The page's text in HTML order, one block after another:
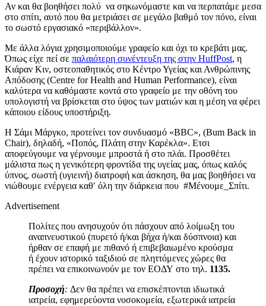
Αν και θα βοηθήσει πολύ να σηκωνόμαστε και να περπατάμε μεσα
στο σπίτι, αυτό που θα μετριάσει σε μεγάλο βαθμό τον πόνο, είναι
το σωστό εργασιακό «περιβάλλον».
Με άλλα λόγια χρησιμοποιούμε γραφείο και όχι το κρεβάτι μας.
Όπως είχε πεί σε παλαιότερη συνέντευξη της στην HuffPost, η
Κιάραν Κιν, οστεοπαθητικός στο Κέντρο Υγείας και Ανθρώπινης
Απόδοσης (Centre for Health and Human Performance), είναι
καλύτερα να καθόμαστε κοντά στο γραφείο με την οθόνη του
υπολογιστή να βρίσκεται στο ύψος των ματιών και η μέση να φέρει
κάποιου είδους υποστήριξη.
Η Σάμι Μάργκο, προτείνει τον συνδυασμό «BBC», (Bum Back in
Chair), δηλαδή, «Ποπός, Πλάτη στην Καρέκλα». Ετσι
αποφεύγουμε να γέρνουμε μπροστά ή στο πλάι. Προσθέτει
μάλιστα πως η γενικότερη φροντίδα της υγείας μας, όπως καλός
ύπνος, σωστή (υγιεινή) διατροφή και άσκηση, θα μας βοηθήσει να
νιώθουμε ενέργεια καθ′ όλη την διάρκεια που #Μένουμε_Σπίτι.
Advertisement
Πολίτες που ανησυχούν ότι πάσχουν από λοίμωξη του
αναπνευστικού (πυρετό ή/και βήχα ή/και δύσπνοια) και
ήρθαν σε επαφή με πιθανό ή επιβεβαιωμένο κρούσμα
ή έχουν ιστορικό ταξιδιού σε πληττόμενες χώρες θα
πρέπει να επικοινωνούν με τον ΕΟΔΥ στο τηλ. 1135.
Προσοχή: Δεν θα πρέπει να επισκέπτονται ιδιωτικά
ιατρεία, εφημερεύοντα νοσοκομεία, εξωτερικά ιατρεία